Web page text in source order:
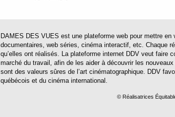
DAMES DES VUES est une plateforme web pour mettre
documentaires, web séries, cinéma interactif, etc. Chaque
qu’elles ont réalisés. La plateforme internet DDV veut
marché du travail, afin de les aider à découvrir les
sont des valeurs sûres de l’art cinématographique. DDV
québécois et du cinéma international.
© Réalisatrices